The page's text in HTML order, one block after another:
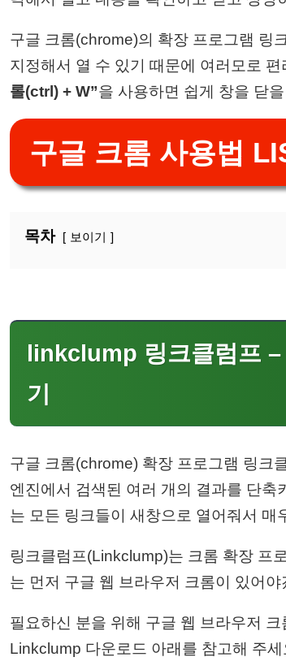
구글 크롬(chrome)의 확장 프로그램 링
지정해서 열 수 있기 때문에 여러모로 편
롤(ctrl) + W”을 사용하면 쉽게 창을 닫
구글 크롬 사용법
목차 보이기
linkclump 링크클럼프 –
기
구글 크롬(chrome) 확장 프로그램 링크
엔진에서 검색된 여러 개의 결과를 단축
는 모든 링크들이 새창으로 열어줘서 매
링크클럼프(Linkclump)는 크롬 확장 프
는 먼저 구글 웹 브라우저 크롬이 있어야
필요하신 분을 위해 구글 웹 브라우저
Linkclump 다운로드 아래를 참고해 주세